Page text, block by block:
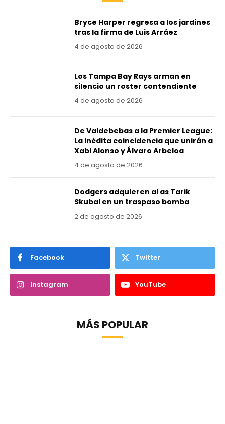
Bryce Harper regresa a los jardines
tras la firma de Luis Arráez
4 de agosto de 2026
Los Tampa Bay Rays arman en
silencio un roster contendiente
4 de agosto de 2026
De Valdebebas a la Premier League:
La inédita coincidencia que unirán a
Xabi Alonso y Álvaro Arbeloa
4 de agosto de 2026
Dodgers adquieren al as Tarik
Skubal en un traspaso bomba
2 de agosto de 2026
Facebook Twitter
Instagram YouTube
MÁS POPULAR